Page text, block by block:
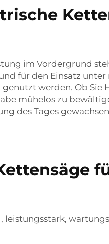
im Vordergrund
für den Einsatz
werden. Ob Sie
mühelos zu
des Tages